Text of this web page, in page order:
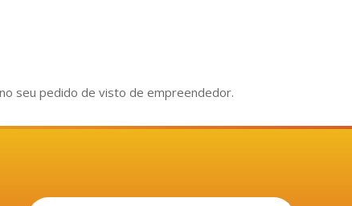
seu pedido de visto de empreendedor.